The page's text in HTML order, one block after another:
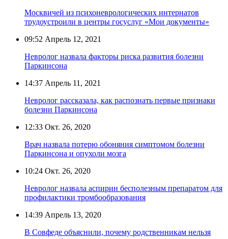
Москвичей из психоневрологических интернатов
трудоустроили в центры госуслуг «Мои документы»
09:52 Апрель 12, 2021
Невролог назвала факторы риска развития болезни
Паркинсона
14:37 Апрель 11, 2021
Невролог рассказала, как распознать первые признаки
болезни Паркинсона
12:33 Окт. 26, 2020
Врач назвала потерю обоняния симптомом болезни
Паркинсона и опухоли мозга
10:24 Окт. 26, 2020
Невролог назвала аспирин бесполезным препаратом для
профилактики тромбообразования
14:39 Апрель 13, 2020
В Совфеде объяснили, почему родственникам нельзя